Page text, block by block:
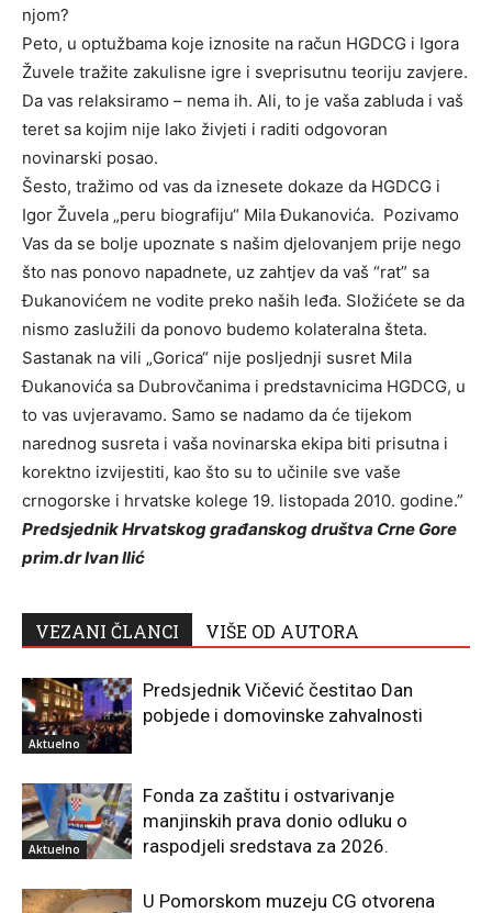
njom?
Peto, u optužbama koje iznosite na račun HGDCG i Igora
Žuvele tražite zakulisne igre i sveprisutnu teoriju zavjere.
Da vas relaksiramo – nema ih. Ali, to je vaša zabluda i vaš
teret sa kojim nije lako živjeti i raditi odgovoran
novinarski posao.
Šesto, tražimo od vas da iznesete dokaze da HGDCG i
Igor Žuvela „peru biografiju“ Mila Đukanovića. Pozivamo
Vas da se bolje upoznate s našim djelovanjem prije nego
što nas ponovo napadnete, uz zahtjev da vaš “rat” sa
Đukanovićem ne vodite preko naših leđa. Složićete se da
nismo zaslužili da ponovo budemo kolateralna šteta.
Sastanak na vili „Gorica“ nije posljednji susret Mila
Đukanovića sa Dubrovčanima i predstavnicima HGDCG, u
to vas uvjeravamo. Samo se nadamo da će tijekom
narednog susreta i vaša novinarska ekipa biti prisutna i
korektno izvijestiti, kao što su to učinile sve vaše
crnogorske i hrvatske kolege 19. listopada 2010. godine.”
Predsjednik Hrvatskog građanskog društva Crne Gore
prim.dr Ivan Ilić
VEZANI ČLANCI VIŠE OD AUTORA
Aktuelno
Predsjednik Vičević čestitao Dan
pobjede i domovinske zahvalnosti
Aktuelno
Fonda za zaštitu i ostvarivanje
manjinskih prava donio odluku o
raspodjeli sredstava za 2026.
U Pomorskom muzeju CG otvorena